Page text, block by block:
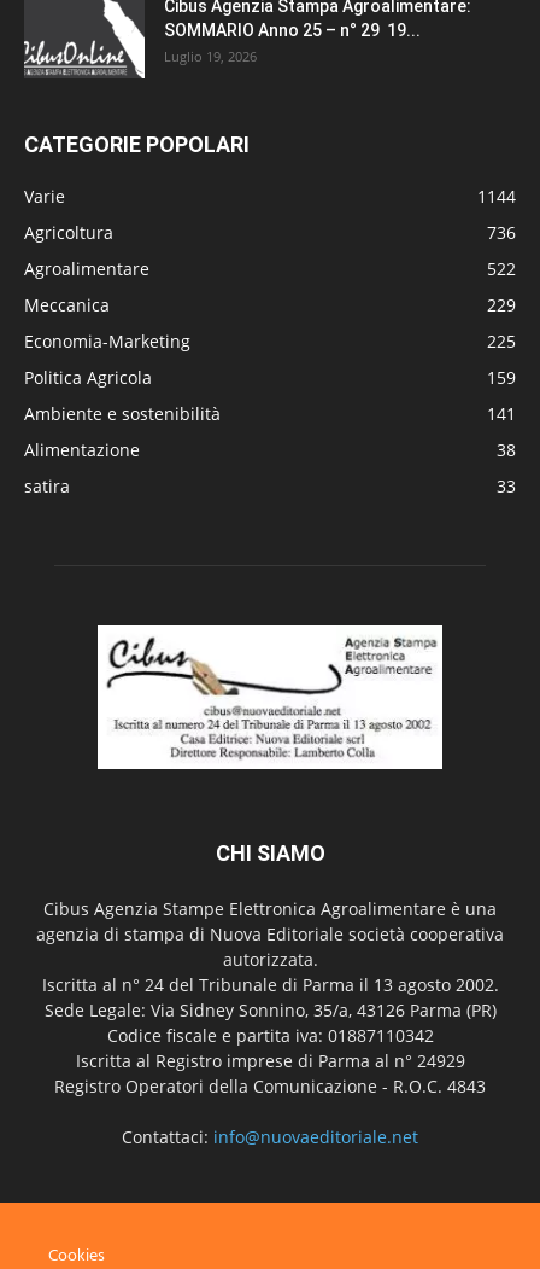
Cibus Agenzia Stampa Agroalimentare:
SOMMARIO Anno 25 – n° 29 19...
Luglio 19, 2026
CATEGORIE POPOLARI
Varie
1144
Agricoltura
736
Agroalimentare
522
Meccanica
229
Economia-Marketing
225
Politica Agricola
159
Ambiente e sostenibilità
141
Alimentazione
38
satira
33
CHI SIAMO
Cibus Agenzia Stampe Elettronica Agroalimentare è una
agenzia di stampa di Nuova Editoriale società cooperativa
autorizzata.
Iscritta al n° 24 del Tribunale di Parma il 13 agosto 2002.
Sede Legale: Via Sidney Sonnino, 35/a, 43126 Parma (PR)
Codice fiscale e partita iva: 01887110342
Iscritta al Registro imprese di Parma al n° 24929
Registro Operatori della Comunicazione - R.O.C. 4843
Contattaci: info@nuovaeditoriale.net
Cookies